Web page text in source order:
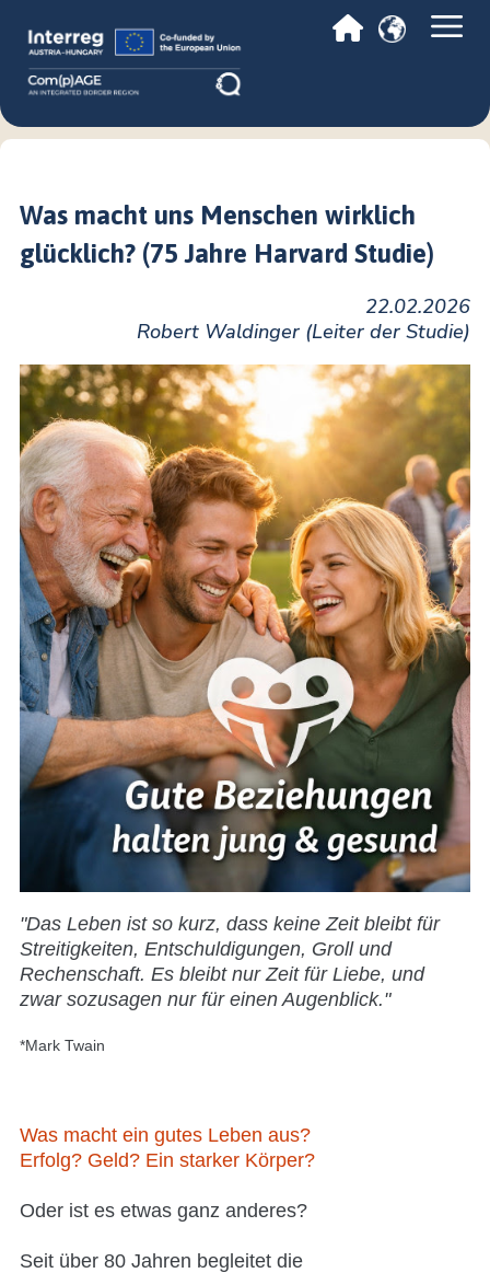
Was macht uns Menschen wirklich
glücklich? (75 Jahre Harvard Studie)
22.02.2026
Robert Waldinger (Leiter der Studie)
"Das Leben ist so kurz, dass keine Zeit bleibt für
Streitigkeiten, Entschuldigungen, Groll und
Rechenschaft. Es bleibt nur Zeit für Liebe, und
zwar sozusagen nur für einen Augenblick."
*Mark Twain
Was macht ein gutes Leben aus?
Erfolg? Geld? Ein starker Körper?
Oder ist es etwas ganz anderes?
Seit über 80 Jahren begleitet die